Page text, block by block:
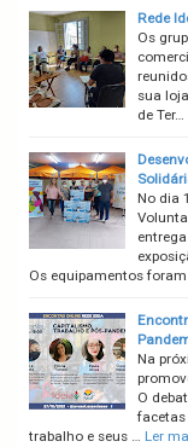
Rede
Os
sua
de Ter…
No dia
Os equipamentos
Na
O
trabalho e seus … Ler